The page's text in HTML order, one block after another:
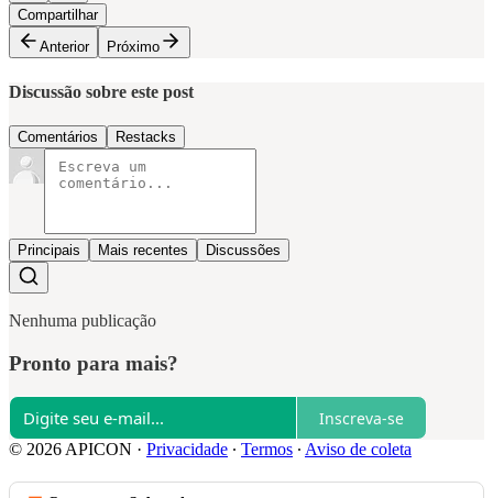
Compartilhar
Anterior
Próximo
Discussão sobre este post
Comentários Restacks
Principais Mais recentes Discussões
Nenhuma publicação
Pronto para mais?
Inscreva-se
© 2026 APICON · Privacidade ∙ Termos ∙ Aviso de coleta